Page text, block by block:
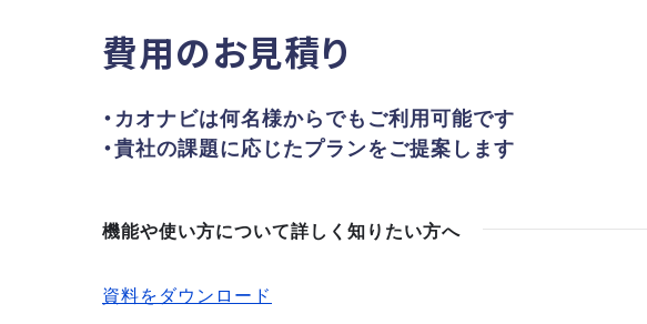
費用のお見積り
・カオナビは何名様からでもご利用可能です
・貴社の課題に応じたプランをご提案します
機能や使い方について詳しく知りたい方へ
資料をダウンロード